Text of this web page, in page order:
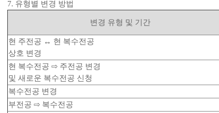
7. 유형별 변경 방법
변경 유형 및 기간
현 주전공 ↔ 현 복수전공
상호 변경
현 복수전공 ⇨ 주전공 변경
및 새로운 복수전공 신청
복수전공 변경
부전공 ⇨ 복수전공